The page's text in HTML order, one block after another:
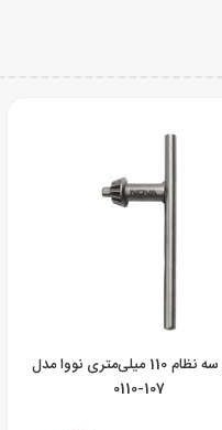
آچار سه نظام 110 میلی‌متری نووا مدل
107-0110